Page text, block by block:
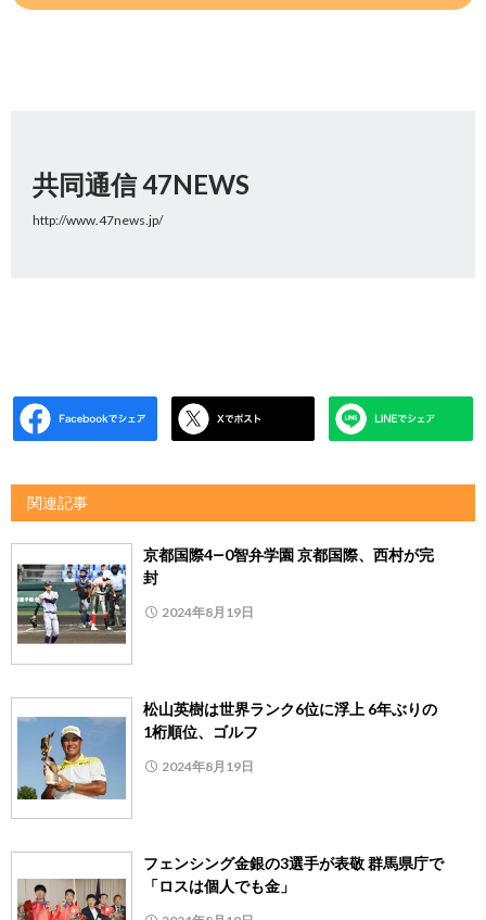
共同通信 47NEWS
http://www.47news.jp/
関連記事
京都国際4―0智弁学園 京都国際、西村が完
封
2024年8月19日
松山英樹は世界ランク6位に浮上 6年ぶりの
1桁順位、ゴルフ
2024年8月19日
フェンシング金銀の3選手が表敬 群馬県庁で
「ロスは個人でも金」